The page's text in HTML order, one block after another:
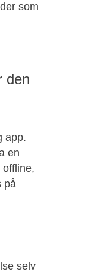
som
den
app.
en
på
selv